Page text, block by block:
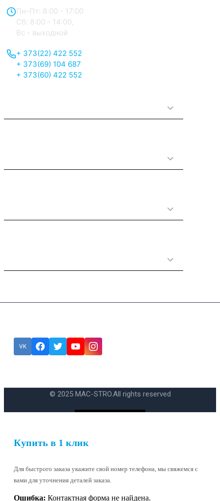
легкую установку и плотное прилегание к
поверхности.
Пн-Пт: 8:00 - 17:00
Сб: 8:00 - 14:00,
Вс - выходной
+ 373(22) 422 552
+ 373(69) 104 687
+ 373(60) 422 552
© 2025 MAC-STRO.All rights reserved
Купить в 1 клик
Для быстрого заказа укажите свой номер телефона, мы свяжемся с
вами для уточнения деталей заказа.
Ошибка: Контактная форма не найдена.